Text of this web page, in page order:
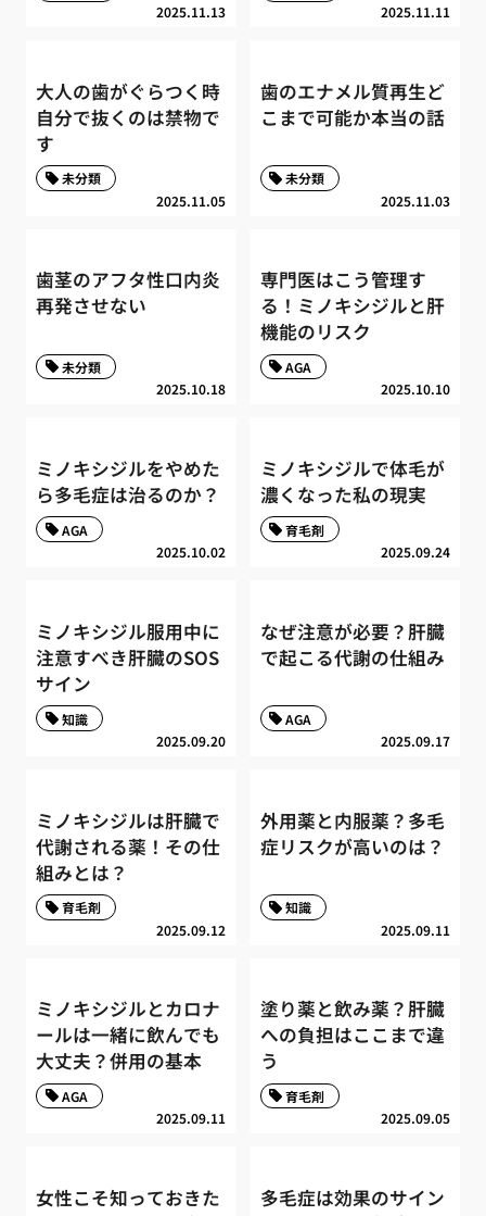
2025.11.13 2025.11.11
大人の歯がぐらつく時
自分で抜くのは禁物で
す
2025.11.05
未分類
歯のエナメル質再生ど
こまで可能か本当の話
2025.11.03
未分類
歯茎のアフタ性口内炎
再発させない
2025.10.18
未分類
専門医はこう管理す
る！ミノキシジルと肝
機能のリスク
2025.10.10
AGA
ミノキシジルをやめた
ら多毛症は治るのか？
2025.10.02
AGA
ミノキシジルで体毛が
濃くなった私の現実
2025.09.24
育毛剤
ミノキシジル服用中に
注意すべき肝臓のSOS
サイン
2025.09.20
知識
なぜ注意が必要？肝臓
で起こる代謝の仕組み
2025.09.17
AGA
ミノキシジルは肝臓で
代謝される薬！その仕
組みとは？
2025.09.12
育毛剤
外用薬と内服薬？多毛
症リスクが高いのは？
2025.09.11
知識
ミノキシジルとカロナ
ールは一緒に飲んでも
大丈夫？併用の基本
2025.09.11
AGA
塗り薬と飲み薬？肝臓
への負担はここまで違
う
2025.09.05
育毛剤
女性こそ知っておきた
多毛症は効果のサイン